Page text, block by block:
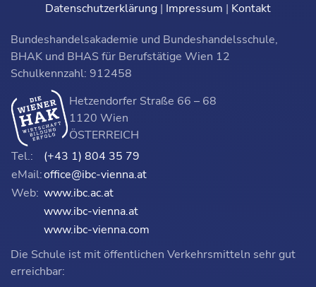
Datenschutzerklärung | Impressum | Kontakt
Bundeshandelsakademie und Bundeshandelsschule,
BHAK und BHAS für Berufstätige Wien 12
Schulkennzahl: 912458
Hetzendorfer Straße 66 – 68
1120 Wien
ÖSTERREICH
Tel.:
(+43 1) 804 35 79
eMail:office@ibc-vienna.at
Web: www.ibc.ac.at
www.ibc-vienna.at
www.ibc-vienna.com
Die Schule ist mit öffentlichen Verkehrsmitteln sehr gut
erreichbar: